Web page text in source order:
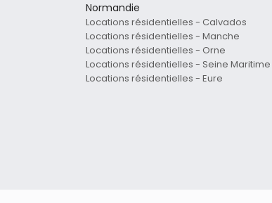
Normandie
Locations résidentielles - Calvados
Locations résidentielles - Manche
Locations résidentielles - Orne
Locations résidentielles - Seine Maritime
Locations résidentielles - Eure